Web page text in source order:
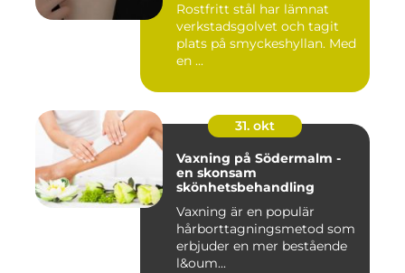
Rostfritt stål har lämnat
verkstadsgolvet och tagit
plats på smyckeshyllan. Med
en ...
31. okt
Vaxning på Södermalm -
en skonsam
skönhetsbehandling
Vaxning är en populär
hårborttagningsmetod som
erbjuder en mer bestående
l&oum...